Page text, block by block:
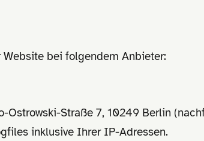
bei folgendem Anbieter:
Ostrowski-Straße 7, 10249 Berlin
inklusive Ihrer IP-Adressen.